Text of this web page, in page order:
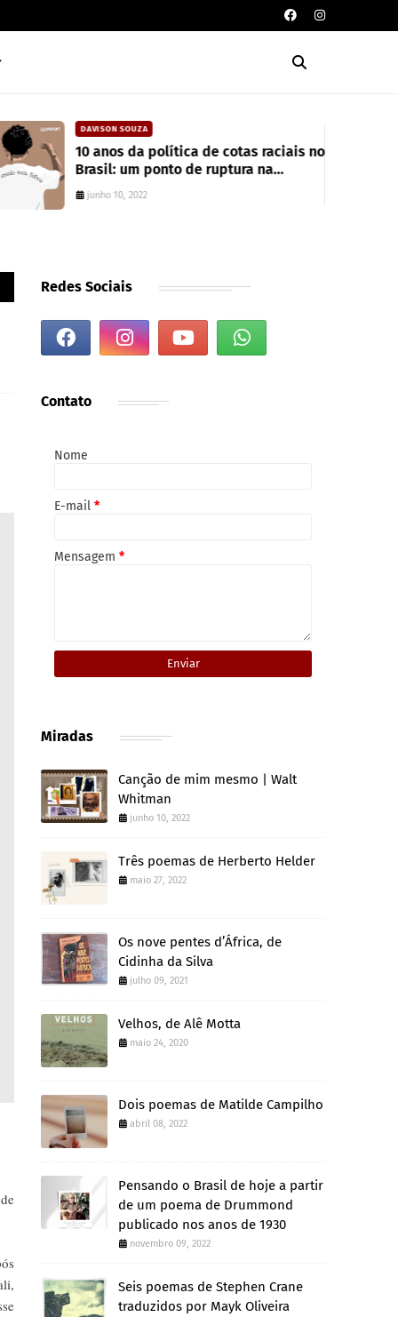
DAVISON SOUZA
10 anos da política de cotas raciais no
Brasil: um ponto de ruptura na
colonialidade
junho 10, 2022
Redes Sociais
Contato
Nome
E-mail *
Mensagem *
Miradas
Canção de mim mesmo | Walt
Whitman
junho 10, 2022
Três poemas de Herberto Helder
maio 27, 2022
Os nove pentes d’África, de
Cidinha da Silva
julho 09, 2021
Velhos, de Alê Motta
maio 24, 2020
Dois poemas de Matilde Campilho
abril 08, 2022
Pensando o Brasil de hoje a partir
de um poema de Drummond
publicado nos anos de 1930
novembro 09, 2022
Seis poemas de Stephen Crane
traduzidos por Mayk Oliveira